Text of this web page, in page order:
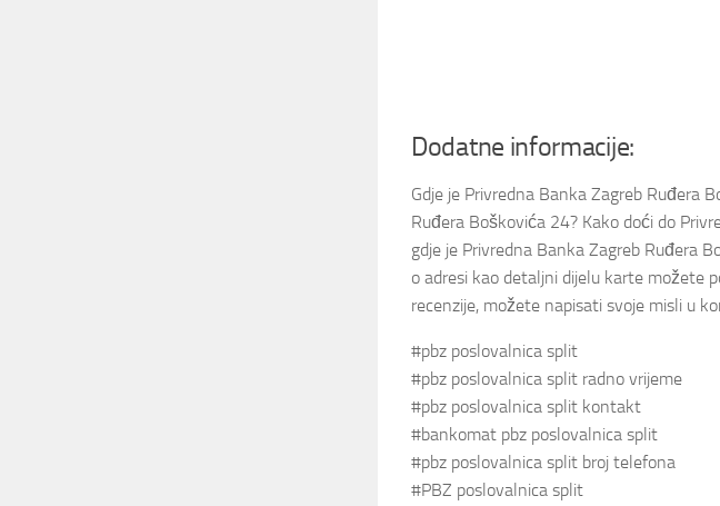
Dodatne informacije:
Gdje je Privredna Banka Zagreb Ruđera
Ruđera Boškovića 24? Kako doći do
gdje je Privredna Banka Zagreb Ruđera
o adresi kao detaljni dijelu karte možete
recenzije, možete napisati svoje misli u
#pbz poslovalnica split
#pbz poslovalnica split radno vrijeme
#pbz poslovalnica split kontakt
#bankomat pbz poslovalnica split
#pbz poslovalnica split broj telefona
#PBZ poslovalnica split